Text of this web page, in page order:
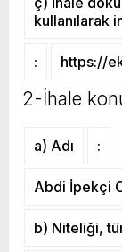
kullanılarak
: https://
2-İhale
a) Adı :
Abdi İpekçi
b) Niteliği,